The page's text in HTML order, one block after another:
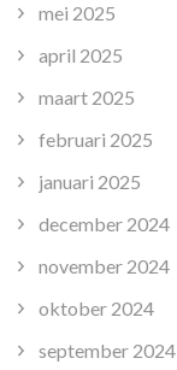
mei 2025
april 2025
maart 2025
februari 2025
januari 2025
december 2024
november 2024
oktober 2024
september 2024